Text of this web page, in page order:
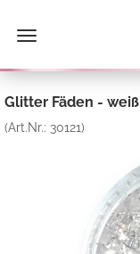
Glitter Fäden - weiß
(Art.Nr.: 30121)